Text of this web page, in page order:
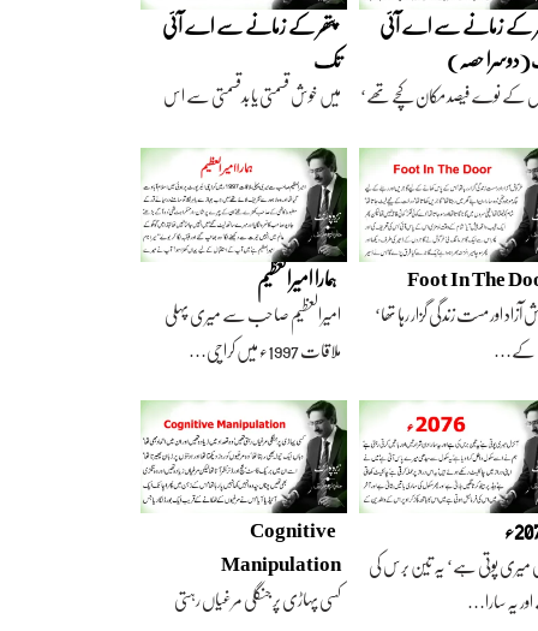
کے زمانے سے اے آئی
حصہ)
کے نوے فیصد مکان کچے تھے‘
پتھر کے زمانے سے اے آئی
تک
میں خوش قسمتی یا بدقسمتی سے اس
Foot In The
آزاد اور مست زندگی گزار رہا تھا‘
کے…
ہمارا امیرالعظیم
امیرالعظیم صاحب سے میری پہلی
ملاقات 1997ء میں کراچی…
میری پوتی ہے‘ یہ تین برس کی
یہ سارا…
Cognitive
Manipulation
کسی پہاڑی پر جنگلی مرغیاں رہتی